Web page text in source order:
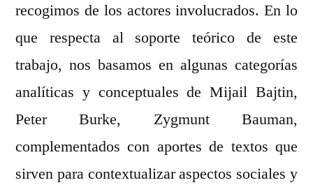
recogimos de los actores involucrados. En lo
que respecta al soporte teórico de este
trabajo, nos basamos en algunas categorías
analíticas y conceptuales de Mijail Bajtin,
Peter Burke, Zygmunt Bauman,
complementados con aportes de textos que
sirven para contextualizar aspectos sociales y